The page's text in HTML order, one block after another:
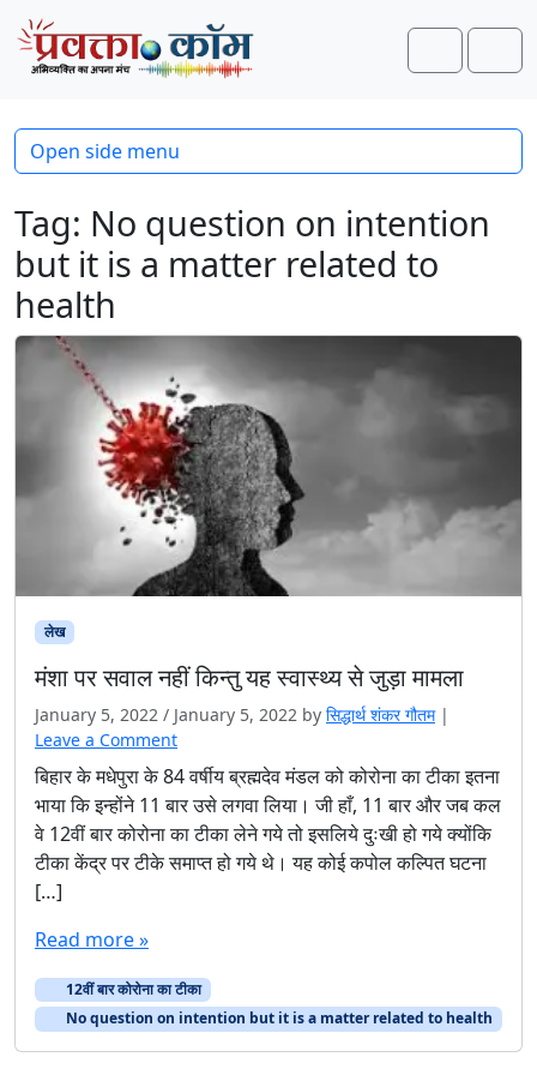
Skip to content
Skip to footer
Search
Tag: No question on intention
but it is a matter related to
health
लेख
मंशा पर सवाल नहीं किन्तु यह स्वास्थ्य से जुड़ा मामला
January 5, 2022 / January 5, 2022 by सिद्धार्थ शंकर गौतम |
Leave a Comment
बिहार के मधेपुरा के 84 वर्षीय ब्रह्मदेव मंडल को कोरोना का टीका इतना
भाया कि इन्होंने 11 बार उसे लगवा लिया। जी हाँ, 11 बार और जब कल
वे 12वीं बार कोरोना का टीका लेने गये तो इसलिये दुःखी हो गये क्योंकि
टीका केंद्र पर टीके समाप्त हो गये थे। यह कोई कपोल कल्पित घटना
[…]
Read more »
12वीं बार कोरोना का टीका
No question on intention but it is a matter related to health
Open side menu